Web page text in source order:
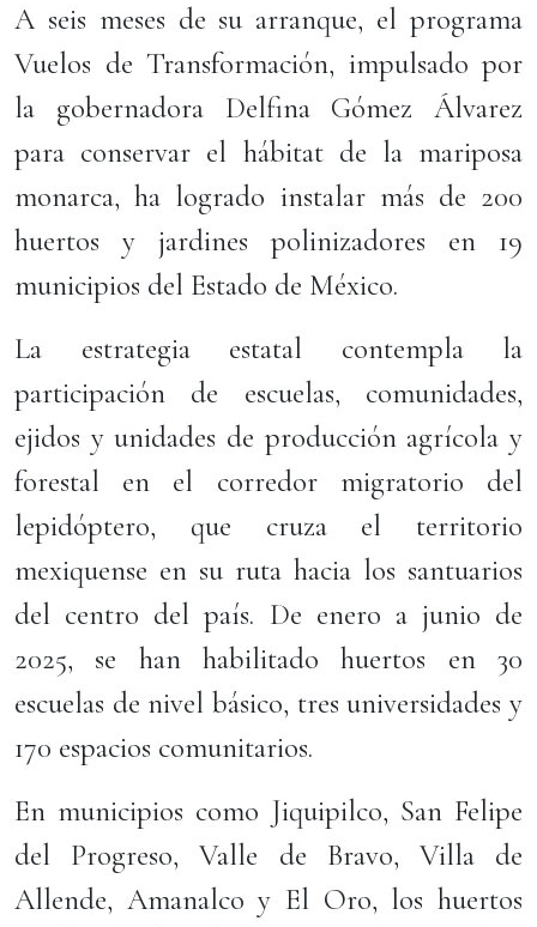
A seis meses de su arranque, el programa
Vuelos de Transformación, impulsado por
la gobernadora Delfina Gómez Álvarez
para conservar el hábitat de la mariposa
monarca, ha logrado instalar más de 200
huertos y jardines polinizadores en 19
municipios del Estado de México.
La estrategia estatal contempla la
participación de escuelas, comunidades,
ejidos y unidades de producción agrícola y
forestal en el corredor migratorio del
lepidóptero, que cruza el territorio
mexiquense en su ruta hacia los santuarios
del centro del país. De enero a junio de
2025, se han habilitado huertos en 30
escuelas de nivel básico, tres universidades y
170 espacios comunitarios.
En municipios como Jiquipilco, San Felipe
del Progreso, Valle de Bravo, Villa de
Allende, Amanalco y El Oro, los huertos